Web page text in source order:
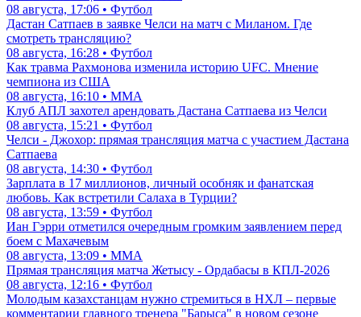
08 августа, 17:06 • Футбол
Дастан Сатпаев в заявке Челси на матч с Миланом. Где
смотреть трансляцию?
08 августа, 16:28 • Футбол
Как травма Рахмонова изменила историю UFC. Мнение
чемпиона из США
08 августа, 16:10 • ММА
Клуб АПЛ захотел арендовать Дастана Сатпаева из Челси
08 августа, 15:21 • Футбол
Челси - Джохор: прямая трансляция матча с участием Дастана
Сатпаева
08 августа, 14:30 • Футбол
Зарплата в 17 миллионов, личный особняк и фанатская
любовь. Как встретили Салаха в Турции?
08 августа, 13:59 • Футбол
Иан Гэрри отметился очередным громким заявлением перед
боем с Махачевым
08 августа, 13:09 • ММА
Прямая трансляция матча Жетысу - Ордабасы в КПЛ-2026
08 августа, 12:16 • Футбол
Молодым казахстанцам нужно стремиться в НХЛ – первые
комментарии главного тренера "Барыса" в новом сезоне